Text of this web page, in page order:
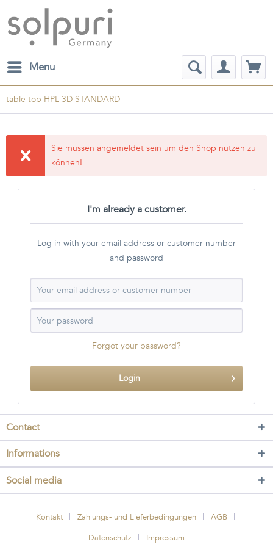
Menu
table top HPL 3D STANDARD
Sie müssen angemeldet sein um den Shop nutzen zu
können!
I'm already a customer.
Log in with your email address or customer number
and password
Forgot your password?
Login
Contact
Informations
Social media
Kontakt Zahlungs- und Lieferbedingungen
AGB
Datenschutz
Impressum